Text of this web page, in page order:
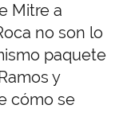
Mitre a
no son lo
paquete
y
cómo se